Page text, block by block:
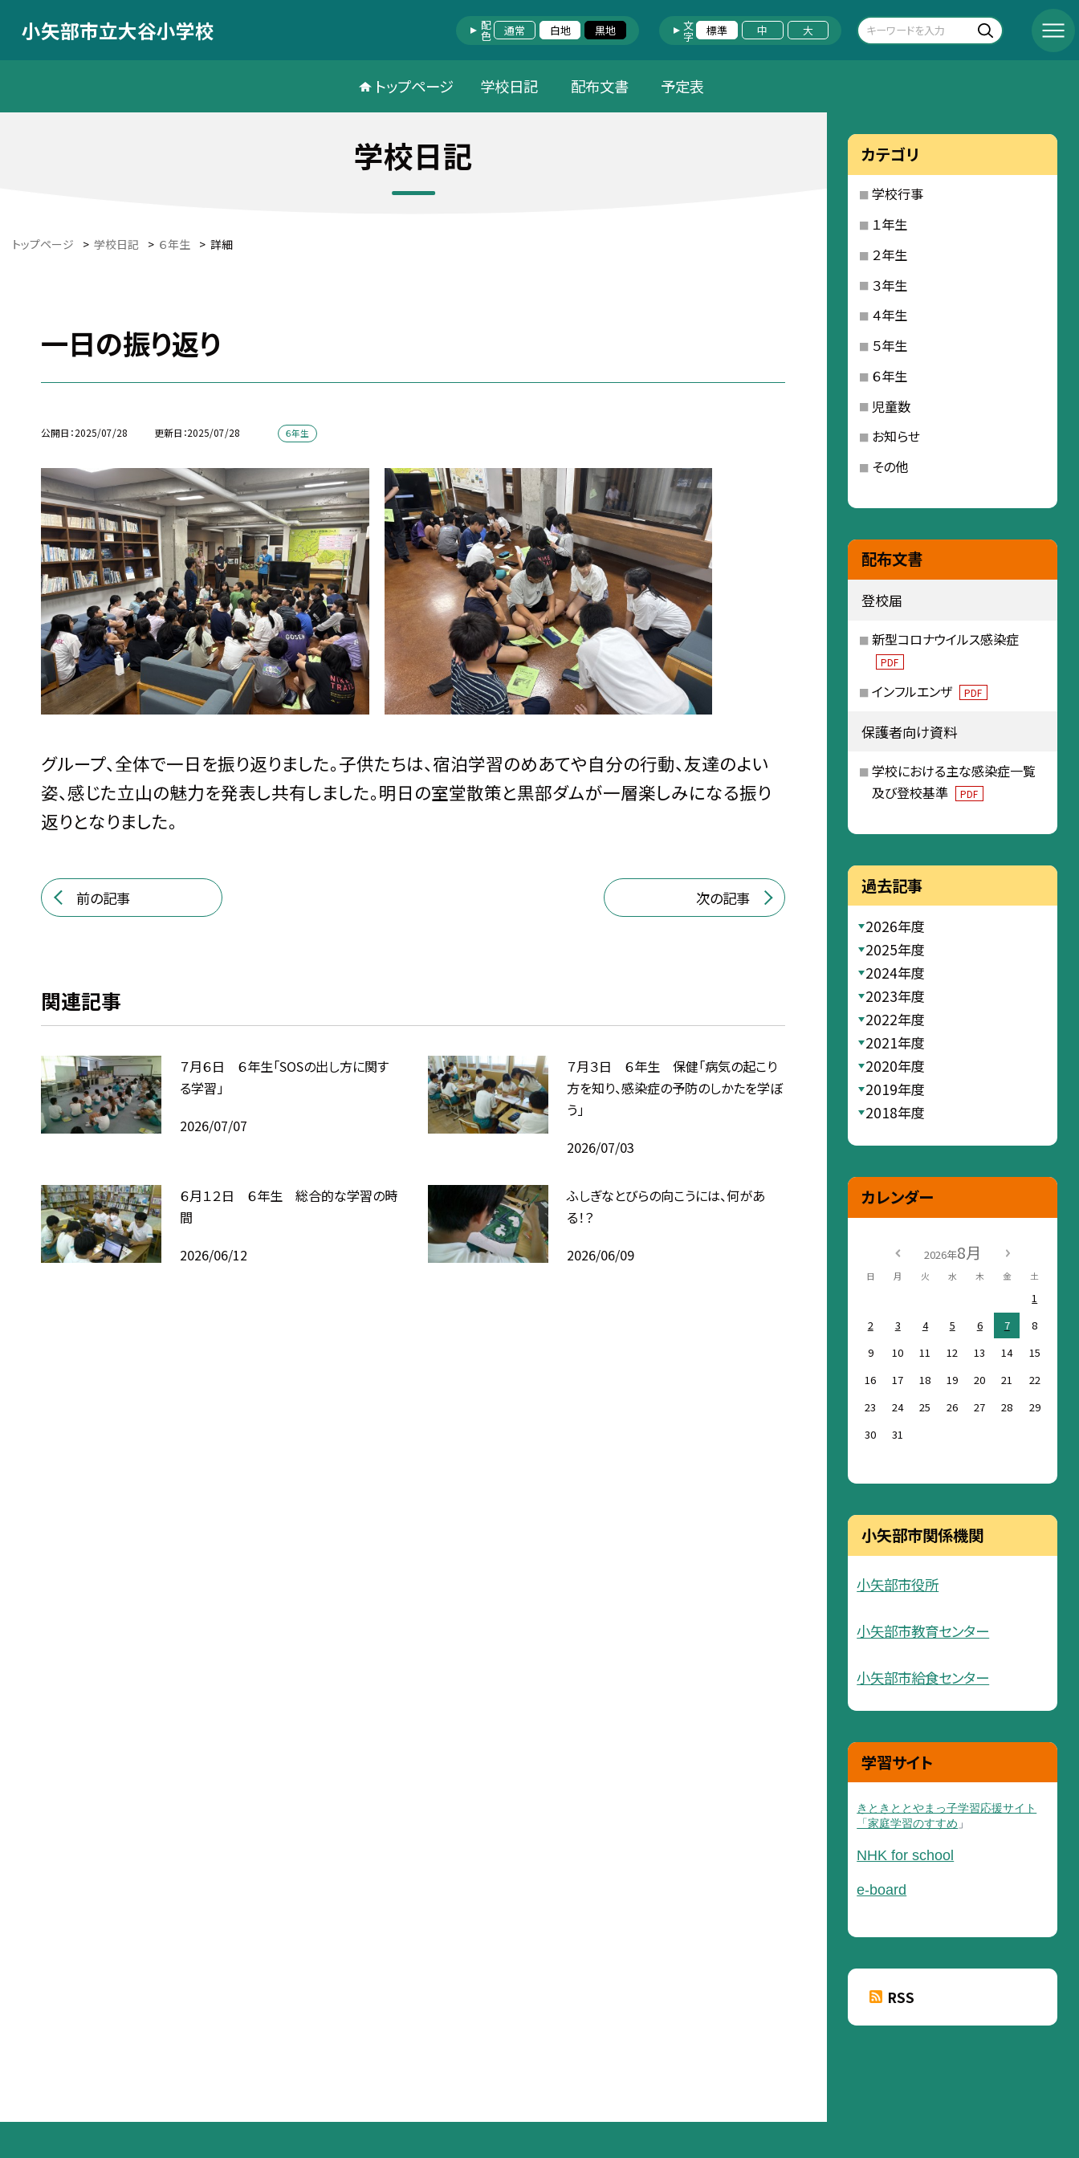
小矢部市立大谷小学校 配色 通常 白地 黒地 文字 標準 中 大
トップページ 学校日記 配布文書 予定表
学校日記
トップページ > 学校日記 > ６年生 > 詳細
一日の振り返り
公開日 2025/07/28 更新日 2025/07/28 ６年生
グループ、全体で一日を振り返りました。子供たちは、宿泊学習のめあてや自分の行動、友達のよい
姿、感じた立山の魅力を発表し共有しました。明日の室堂散策と黒部ダムが一層楽しみになる振り
返りとなりました。
前の記事 次の記事
関連記事
７月６日 ６年生「SOSの出し方に関す
る学習」
2026/07/07
７月３日 ６年生 保健「病気の起こり
方を知り、感染症の予防のしかたを学ぼ
う」
2026/07/03
６月１２日 ６年生 総合的な学習の時
間
2026/06/12
ふしぎなとびらの向こうには、何があ
る！？
2026/06/09
カテゴリ
学校行事
１年生
２年生
３年生
４年生
５年生
６年生
児童数
お知らせ
その他
配布文書
登校届
新型コロナウイルス感染症
PDF
インフルエンザ PDF
保護者向け資料
学校における主な感染症一覧
及び登校基準
PDF
過去記事
2026年度
2025年度
2024年度
2023年度
2022年度
2021年度
2020年度
2019年度
2018年度
カレンダー
2026年8月
日 月 火 水 木 金 土
1
2
3 4 5 6 7
8
9
10 11 12 13 14
15
16
17 18 19 20 21
22
23
24 25 26 27 28
29
30
31
小矢部市関係機関
小矢部市役所
小矢部市教育センター
小矢部市給食センター
学習サイト
きときととやまっ子学習応援サイト
「家庭学習のすすめ 」
NHK for school
e-board
RSS